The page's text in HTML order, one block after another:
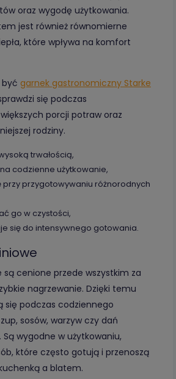
oraz wygodę użytkowania.
jest również równomierne
które wpływa na komfort
być garnek gastronomiczny Starke
się podczas
porcji potraw oraz
rodziny.
trwałością,
codzienne użytkowanie,
przy przygotowywaniu różnorodnych
go w czystości,
się do intensywnego gotowania.
są cenione przede wszystkim za
nagrzewanie. Dzięki temu
się podczas codziennego
sosów, warzyw czy dań
wygodne w użytkowaniu,
które często gotują i przenoszą
a blatem.